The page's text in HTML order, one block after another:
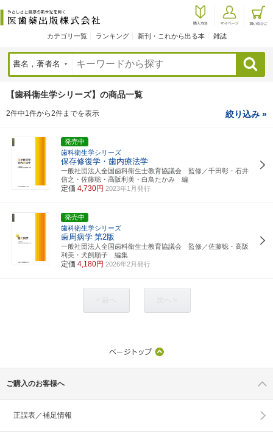
カテゴリ一覧 ランキング 新刊・これから出る本 雑誌
検索
【歯科衛生学シリーズ】の商品一覧
2件中1件から2件までを表示 絞り込み »
発売中
歯科衛生学シリーズ
保存修復学・歯内療法学
一般社団法人全国歯科衛生士教育協議会 監修／千田彰・石井
信之・佐藤聡・高阪利美・白鳥たかみ 編
定価 4,730円 2023年1月発行
発売中
歯科衛生学シリーズ
歯周病学 第2版
一般社団法人全国歯科衛生士教育協議会 監修／佐藤聡・高阪
利美・犬飼順子 編集
定価 4,180円 2026年2月発行
ご購入のお客様へ
正誤表／補足情報